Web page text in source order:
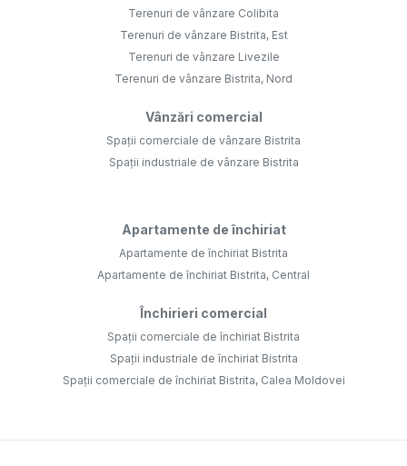
Terenuri de vânzare Colibita
Terenuri de vânzare Bistrita, Est
Terenuri de vânzare Livezile
Terenuri de vânzare Bistrita, Nord
Vânzări comercial
Spații comerciale de vânzare Bistrita
Spații industriale de vânzare Bistrita
Apartamente de închiriat
Apartamente de închiriat Bistrita
Apartamente de închiriat Bistrita, Central
Închirieri comercial
Spații comerciale de închiriat Bistrita
Spații industriale de închiriat Bistrita
Spații comerciale de închiriat Bistrita, Calea Moldovei